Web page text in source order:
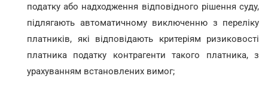
податку або надходження відповідного рішення суду,
підлягають автоматичному виключенню з переліку
платників, які відповідають критеріям ризиковості
платника податку контрагенти такого платника, з
урахуванням встановлених вимог;